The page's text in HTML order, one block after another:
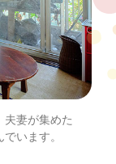
夫妻が集めた
います。